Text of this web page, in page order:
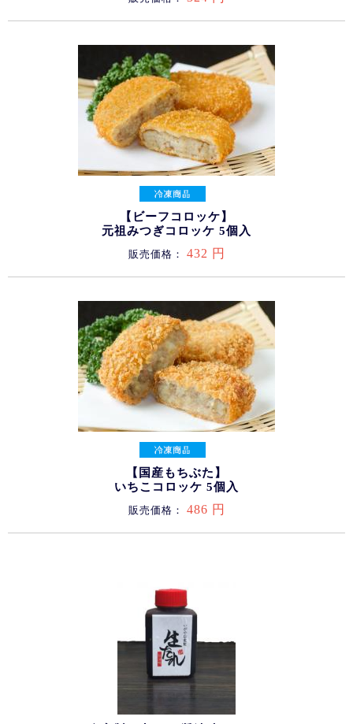
【ビーフコロッケ】
元祖みつぎコロッケ 5個入
販売価格： 432 円
【国産もちぶた】
いちこコロッケ 5個入
販売価格： 486 円